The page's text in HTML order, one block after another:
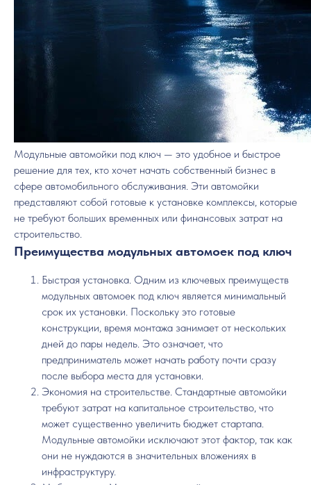
Модульные автомойки под ключ — это удобное и быстрое
решение для тех, кто хочет начать собственный бизнес в
сфере автомобильного обслуживания. Эти автомойки
представляют собой готовые к установке комплексы, которые
не требуют больших временных или финансовых затрат на
строительство.
Преимущества модульных автомоек под ключ
Быстрая установка. Одним из ключевых преимуществ
модульных автомоек под ключ является минимальный
срок их установки. Поскольку это готовые
конструкции, время монтажа занимает от нескольких
дней до пары недель. Это означает, что
предприниматель может начать работу почти сразу
после выбора места для установки.
Экономия на строительстве. Стандартные автомойки
требуют затрат на капитальное строительство, что
может существенно увеличить бюджет стартапа.
Модульные автомойки исключают этот фактор, так как
они не нуждаются в значительных вложениях в
инфраструктуру.